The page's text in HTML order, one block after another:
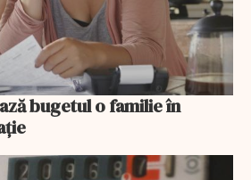
bugetul o familie în